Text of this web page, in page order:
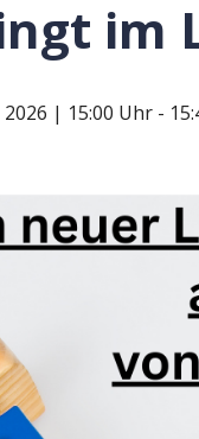
im
| 15:00 Uhr -